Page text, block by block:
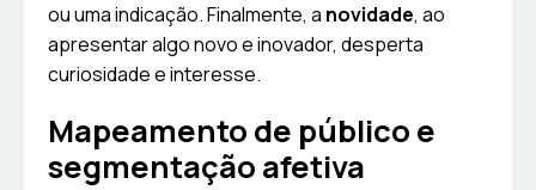
ou uma indicação. Finalmente, a novidade, ao
apresentar algo novo e inovador, desperta
curiosidade e interesse.
Mapeamento de público e
segmentação afetiva